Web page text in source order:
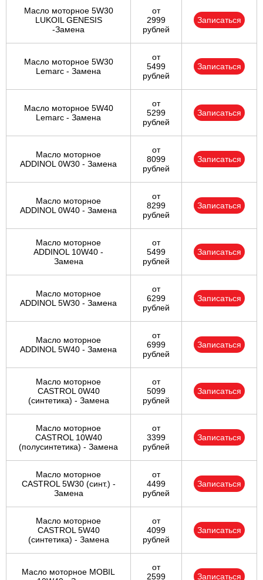
Масло моторное 5W30
LUKOIL GENESIS
-Замена
от
2999
рублей
Записаться
Масло моторное 5W30
Lemarc - Замена
от
5499
рублей
Записаться
Масло моторное 5W40
Lemarc - Замена
от
5299
рублей
Записаться
Масло моторное
ADDINOL 0W30 - Замена
от
8099
рублей
Записаться
Масло моторное
ADDINOL 0W40 - Замена
от
8299
рублей
Записаться
Масло моторное
ADDINOL 10W40 -
Замена
от
5499
рублей
Записаться
Масло моторное
ADDINOL 5W30 - Замена
от
6299
рублей
Записаться
Масло моторное
ADDINOL 5W40 - Замена
от
6999
рублей
Записаться
Масло моторное
CASTROL 0W40
(синтетика) - Замена
от
5099
рублей
Записаться
Масло моторное
CASTROL 10W40
(полусинтетика) - Замена
от
3399
рублей
Записаться
Масло моторное
CASTROL 5W30 (синт.) -
Замена
от
4499
рублей
Записаться
Масло моторное
CASTROL 5W40
(синтетика) - Замена
от
4099
рублей
Записаться
Масло моторное MOBIL
от
2599
Записаться